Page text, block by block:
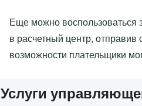
Еще можно воспользоваться
в расчетный центр, отправив
возможности плательщики
Услуги